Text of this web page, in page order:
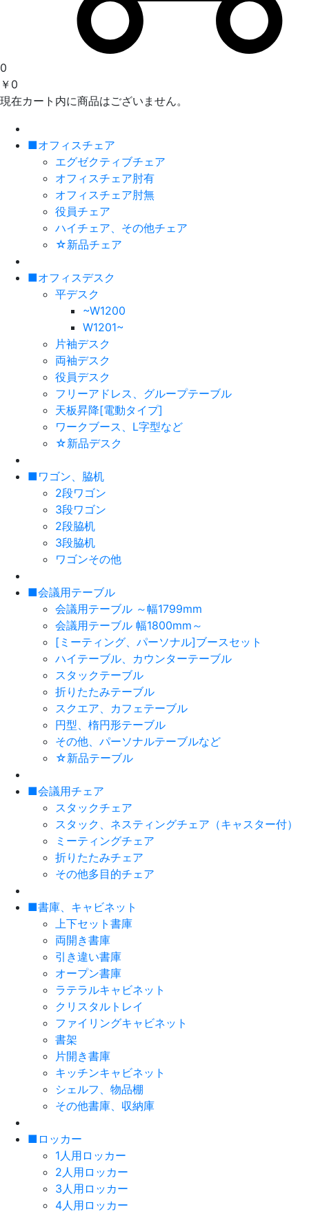
0
￥0
現在カート内に商品はございません。
■オフィスチェア
エグゼクティブチェア
オフィスチェア肘有
オフィスチェア肘無
役員チェア
ハイチェア、その他チェア
☆新品チェア
■オフィスデスク
平デスク
~W1200
W1201~
片袖デスク
両袖デスク
役員デスク
フリーアドレス、グループテーブル
天板昇降[電動タイプ]
ワークブース、L字型など
☆新品デスク
■ワゴン、脇机
2段ワゴン
3段ワゴン
2段脇机
3段脇机
ワゴンその他
■会議用テーブル
会議用テーブル ～幅1799mm
会議用テーブル 幅1800mm～
[ミーティング、パーソナル]ブースセット
ハイテーブル、カウンターテーブル
スタックテーブル
折りたたみテーブル
スクエア、カフェテーブル
円型、楕円形テーブル
その他、パーソナルテーブルなど
☆新品テーブル
■会議用チェア
スタックチェア
スタック、ネスティングチェア（キャスター付）
ミーティングチェア
折りたたみチェア
その他多目的チェア
■書庫、キャビネット
上下セット書庫
両開き書庫
引き違い書庫
オープン書庫
ラテラルキャビネット
クリスタルトレイ
ファイリングキャビネット
書架
片開き書庫
キッチンキャビネット
シェルフ、物品棚
その他書庫、収納庫
■ロッカー
1人用ロッカー
2人用ロッカー
3人用ロッカー
4人用ロッカー